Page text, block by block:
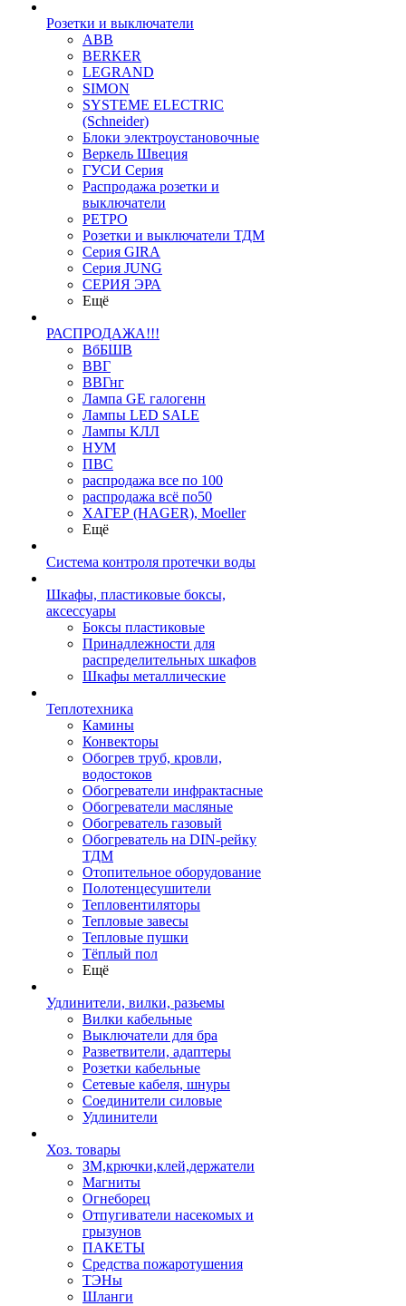
Розетки и выключатели
ABB
BERKER
LEGRAND
SIMON
SYSTEME ELECTRIC
(Schneider)
Блоки электроустановочные
Веркель Швеция
ГУСИ Серия
Распродажа розетки и
выключатели
РЕТРО
Розетки и выключатели ТДМ
Серия GIRA
Серия JUNG
СЕРИЯ ЭРА
Ещё
РАСПРОДАЖА!!!
ВбБШВ
ВВГ
ВВГнг
Лампа GE галогенн
Лампы LED SALE
Лампы КЛЛ
НУМ
ПВС
распродажа все по 100
распродажа всё по50
ХАГЕР (HAGER), Moeller
Ещё
Система контроля протечки воды
Шкафы, пластиковые боксы,
аксессуары
Боксы пластиковые
Принадлежности для
распределительных шкафов
Шкафы металлические
Теплотехника
Камины
Конвекторы
Обогрев труб, кровли,
водостоков
Обогреватели инфрактасные
Обогреватели масляные
Обогреватель газовый
Обогреватель на DIN-рейку
ТДМ
Отопительное оборудование
Полотенцесушители
Тепловентиляторы
Тепловые завесы
Тепловые пушки
Тёплый пол
Ещё
Удлинители, вилки, разьемы
Вилки кабельные
Выключатели для бра
Разветвители, адаптеры
Розетки кабельные
Сетевые кабеля, шнуры
Соединители силовые
Удлинители
Хоз. товары
ЗМ,крючки,клей,держатели
Магниты
Огнеборец
Отпугиватели насекомых и
грызунов
ПАКЕТЫ
Средства пожаротушения
ТЭНы
Шланги